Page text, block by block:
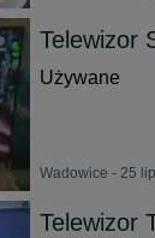
Telewizor
Używane
Wadowice - 25
Telewizor